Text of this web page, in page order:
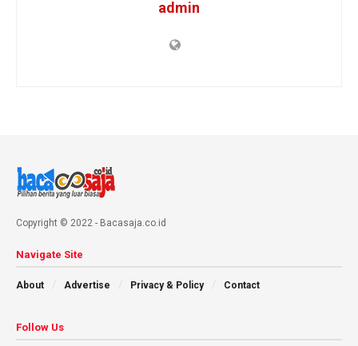
admin
Copyright © 2022 - Bacasaja.co.id
Navigate Site
About Advertise Privacy & Policy Contact
Follow Us